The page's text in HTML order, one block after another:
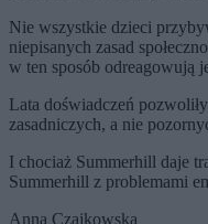
Nie wszystkie dzieci
niepisanych zasad
w ten sposób odreagowują
Lata doświadczeń
zasadniczych, a nie
I chociaż Summerhill daje
Summerhill z problemami
Anna Czajkowska